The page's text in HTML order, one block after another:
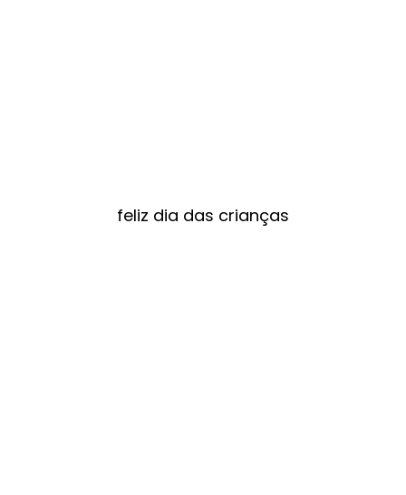
feliz dia das crianças